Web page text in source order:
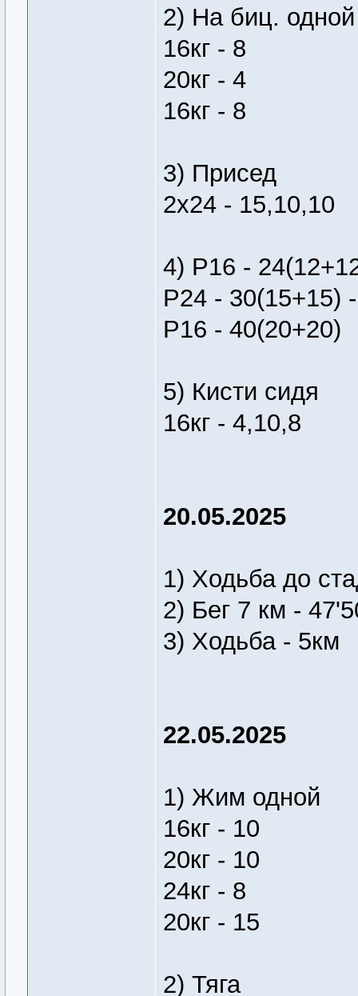
2) На биц. одной
16кг - 8
20кг - 4
16кг - 8
3) Присед
2х24 - 15,10,10
4) Р16 -
Р24 - 30(15+15)
Р16 - 40(20+20)
5) Кисти сидя
16кг - 4,10,8
20.05.2025
1) Ходьба до
2) Бег 7 км -
3) Ходьба - 5км
22.05.2025
1) Жим одной
16кг - 10
20кг - 10
24кг - 8
20кг - 15
2) Тяга